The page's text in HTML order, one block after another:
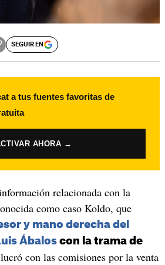
SEGUIR EN
a tus fuentes favoritas de
AHORA →
relacionada con la
como caso Koldo, que
y mano derecha del
Ábaloscon la trama de
con las comisiones por la venta